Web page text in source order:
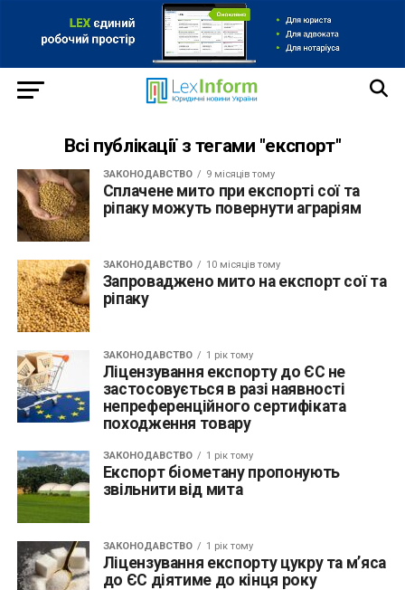
Всі публікації з тегами "експорт"
ЗАКОНОДАВСТВО 9 місяців тому
Сплачене мито при експорті сої та
ріпаку можуть повернути аграріям
ЗАКОНОДАВСТВО 10 місяців тому
Запроваджено мито на експорт сої та
ріпаку
ЗАКОНОДАВСТВО 1 рік тому
Ліцензування експорту до ЄС не
застосовується в разі наявності
непреференційного сертифіката
походження товару
ЗАКОНОДАВСТВО 1 рік тому
Експорт біометану пропонують
звільнити від мита
ЗАКОНОДАВСТВО 1 рік тому
Ліцензування експорту цукру та м’яса
до ЄС діятиме до кінця року